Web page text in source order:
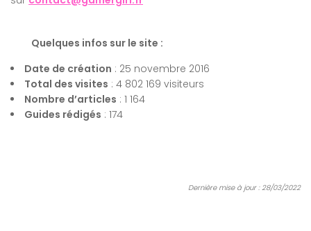
Quelques infos sur le site :
Date de création : 25 novembre 2016
Total des visites : 4 802 169 visiteurs
Nombre d’articles : 1 164
Guides rédigés : 174
Dernière mise à jour : 28/03/2022